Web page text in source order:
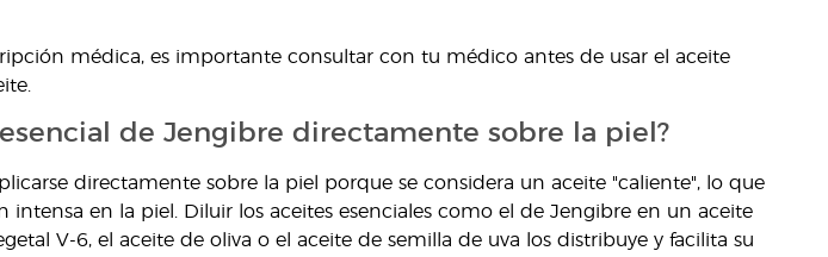
médica, es importante consultar con tu médico antes de usar el aceite
de Jengibre directamente sobre la piel?
directamente sobre la piel porque se considera un aceite "caliente", lo que
intensa en la piel. Diluir los aceites esenciales como el de Jengibre en un aceite
V-6, el aceite de oliva o el aceite de semilla de uva los distribuye y facilita su